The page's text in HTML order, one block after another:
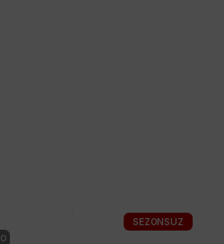
SEZONSUZ